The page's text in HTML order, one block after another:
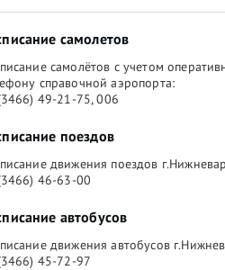
самолетов
самолётов с учетом
справочной аэропорта:
49-21-75, 006
поездов
движения поездов
46-63-00
автобусов
движения автобусов
45-72-97